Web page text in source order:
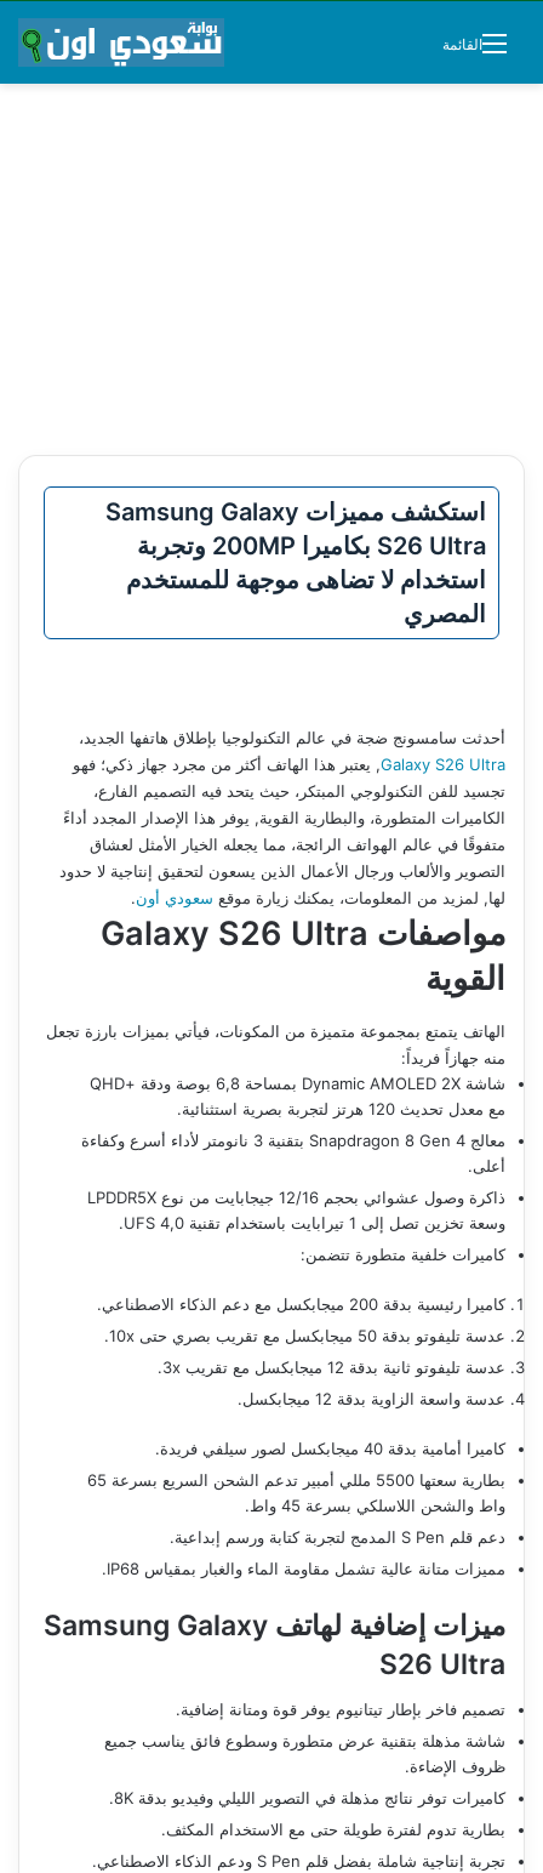
القائمة
استكشف مميزات Samsung Galaxy
S26 Ultra بكاميرا 200MP وتجربة
استخدام لا تضاهى موجهة للمستخدم
المصري
أحدثت سامسونج ضجة في عالم التكنولوجيا بإطلاق هاتفها الجديد،
Galaxy S26 Ultra, يعتبر هذا الهاتف أكثر من مجرد جهاز ذكي؛ فهو
تجسيد للفن التكنولوجي المبتكر، حيث يتحد فيه التصميم الفارع،
الكاميرات المتطورة، والبطارية القوية, يوفر هذا الإصدار المجدد أداءً
متفوقًا في عالم الهواتف الرائجة، مما يجعله الخيار الأمثل لعشاق
التصوير والألعاب ورجال الأعمال الذين يسعون لتحقيق إنتاجية لا حدود
لها, لمزيد من المعلومات، يمكنك زيارة موقع سعودي أون.
مواصفات Galaxy S26 Ultra
القوية
الهاتف يتمتع بمجموعة متميزة من المكونات، فيأتي بميزات بارزة تجعل
منه جهازاً فريداً:
شاشة Dynamic AMOLED 2X بمساحة 6,8 بوصة ودقة +QHD
مع معدل تحديث 120 هرتز لتجربة بصرية استثنائية.
معالج Snapdragon 8 Gen 4 بتقنية 3 نانومتر لأداء أسرع وكفاءة
أعلى.
ذاكرة وصول عشوائي بحجم 12/16 جيجابايت من نوع LPDDR5X
وسعة تخزين تصل إلى 1 تيرابايت باستخدام تقنية UFS 4,0.
كاميرات خلفية متطورة تتضمن:
كاميرا رئيسية بدقة 200 ميجابكسل مع دعم الذكاء الاصطناعي.
عدسة تليفوتو بدقة 50 ميجابكسل مع تقريب بصري حتى 10x.
عدسة تليفوتو ثانية بدقة 12 ميجابكسل مع تقريب 3x.
عدسة واسعة الزاوية بدقة 12 ميجابكسل.
كاميرا أمامية بدقة 40 ميجابكسل لصور سيلفي فريدة.
بطارية سعتها 5500 مللي أمبير تدعم الشحن السريع بسرعة 65
واط والشحن اللاسلكي بسرعة 45 واط.
دعم قلم S Pen المدمج لتجربة كتابة ورسم إبداعية.
مميزات متانة عالية تشمل مقاومة الماء والغبار بمقياس IP68.
ميزات إضافية لهاتف Samsung Galaxy
S26 Ultra
تصميم فاخر بإطار تيتانيوم يوفر قوة ومتانة إضافية.
شاشة مذهلة بتقنية عرض متطورة وسطوع فائق يناسب جميع
ظروف الإضاءة.
كاميرات توفر نتائج مذهلة في التصوير الليلي وفيديو بدقة 8K.
بطارية تدوم لفترة طويلة حتى مع الاستخدام المكثف.
تجربة إنتاجية شاملة بفضل قلم S Pen ودعم الذكاء الاصطناعي.